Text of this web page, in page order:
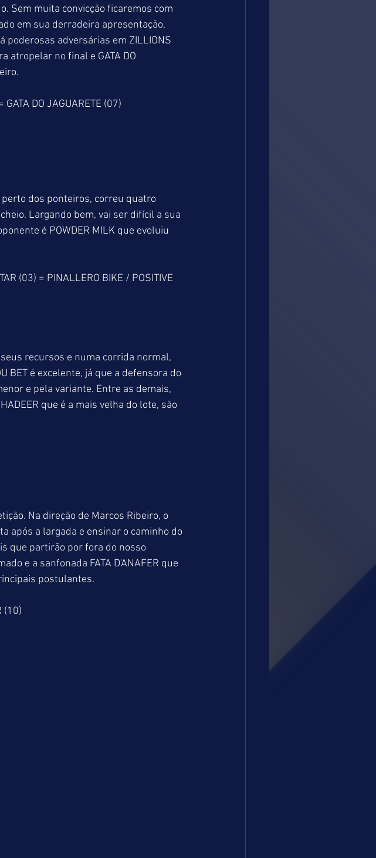
Sem muita convicção ficaremos com
em sua derradeira apresentação,
poderosas adversárias em ZILLIONS
atropelar no final e GATA DO
DO JAGUARETE (07)
dos ponteiros, correu quatro
Largando bem, vai ser difícil a sua
é POWDER MILK que evoluiu
(03) = PINALLERO BIKE / POSITIVE
recursos e numa corrida normal,
BET é excelente, já que a defensora do
e pela variante. Entre as demais,
que é a mais velha do lote, são
Na direção de Marcos Ribeiro, o
após a largada e ensinar o caminho do
que partirão por fora do nosso
e a sanfonada FATA D'ANAFER que
postulantes.
(10)